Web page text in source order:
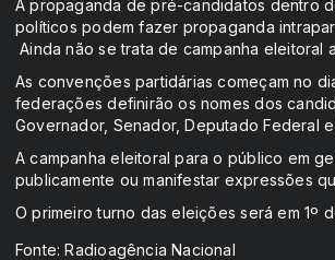
A propaganda de pré-candidatos dentro
políticos podem fazer propaganda
Ainda não se trata de campanha
As convenções partidárias começam no
federações definirão os nomes dos
Governador, Senador, Deputado Federal
A campanha eleitoral para o público em
publicamente ou manifestar expressões
O primeiro turno das eleições será em 1º
Fonte: Radioagência Nacional